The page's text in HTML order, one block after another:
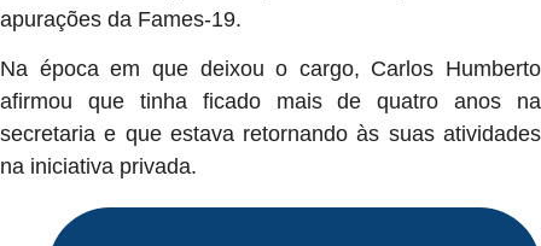
apurações da Fames-19.
Na época em que deixou o cargo, Carlos Humberto
afirmou que tinha ficado mais de quatro anos na
secretaria e que estava retornando às suas atividades
na iniciativa privada.